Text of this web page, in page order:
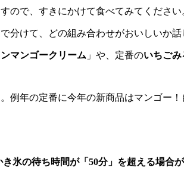
ので、すきにかけて食べてみてください
けて、どの組み合わせがおいしいか
マンゴークリーム 」や、定番のいちごみ
例年の定番に今年の新商品はマンゴー！
氷の待ち時間が「50分」を超える場合